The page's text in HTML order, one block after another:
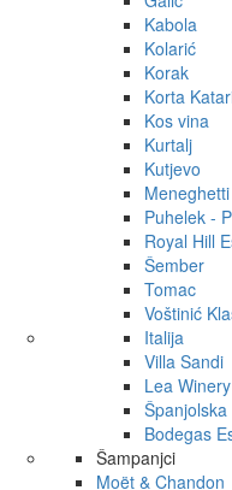
Kabola
Kolarić
Korak
Korta
Kos vina
Kurtalj
Kutjevo
Meneghetti
Puhelek -
Royal Hill
Šember
Tomac
Voštinić
Italija
Villa Sandi
Lea Winery
Španjolska
Bodegas
Šampanjci
Moët & Chandon